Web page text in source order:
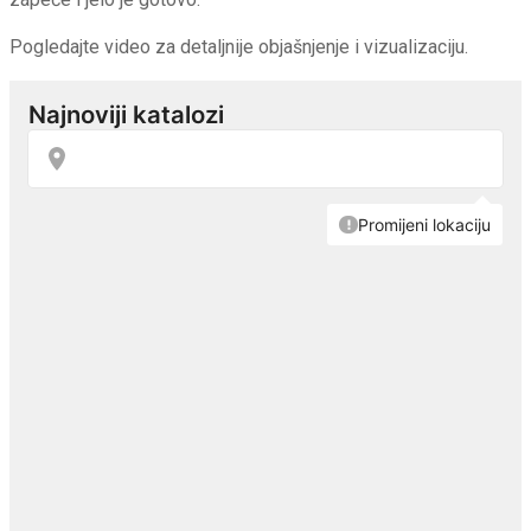
Pogledajte video za detaljnije objašnjenje i vizualizaciju.